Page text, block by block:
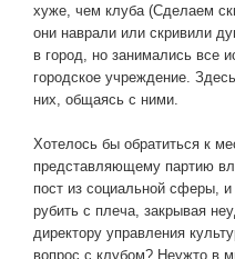
хуже, чем клуба (Сделаем
они наврали или скривили
в город, но занимались все
городское учреждение.
них, общаясь с ними.
Хотелось бы обратиться к
представляющему партию
пост из социальной сферы, и
рубить с плеча, закрывая
директору управления
вопрос с клубом? Неужто в